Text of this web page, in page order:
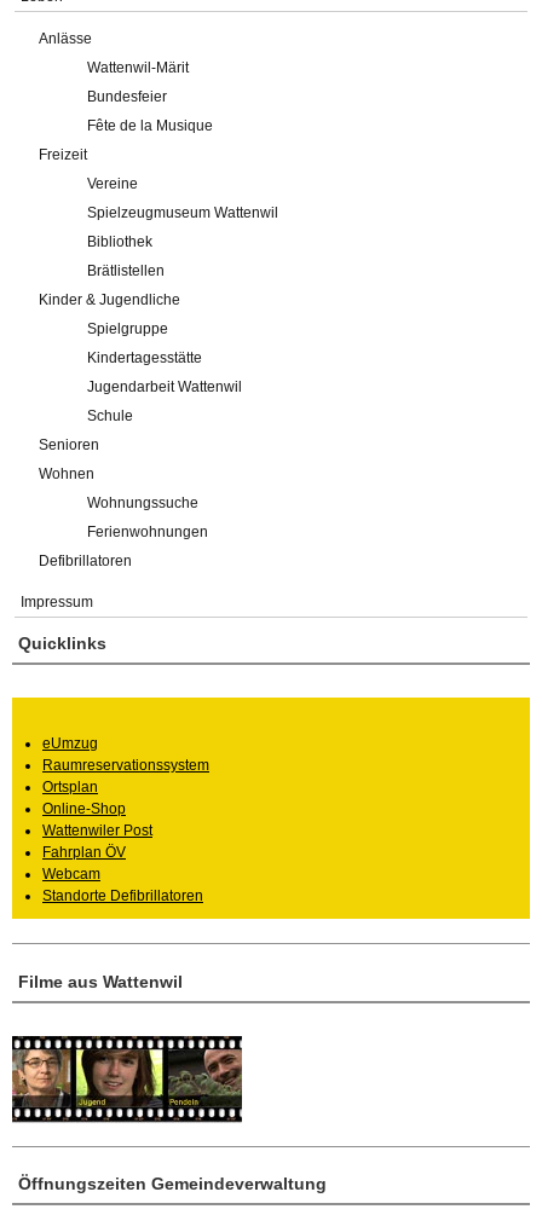
Anlässe
Wattenwil-Märit
Bundesfeier
Fête de la Musique
Freizeit
Vereine
Spielzeugmuseum Wattenwil
Bibliothek
Brätlistellen
Kinder & Jugendliche
Spielgruppe
Kindertagesstätte
Jugendarbeit Wattenwil
Schule
Senioren
Wohnen
Wohnungssuche
Ferienwohnungen
Defibrillatoren
Impressum
Öffnungszeiten Gemeindeverwaltung
Filme aus Wattenwil
Quicklinks
eUmzug
Raumreservationssystem
Ortsplan
Online-Shop
Wattenwiler Post
Fahrplan ÖV
Webcam
Standorte Defibrillatoren